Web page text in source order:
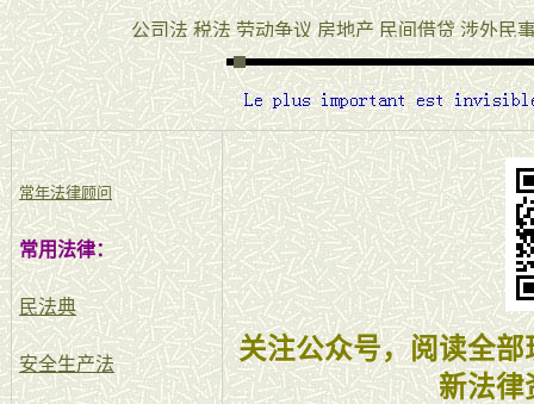
常年法律顾问
常用法律：
民法典
安全生产法
关注公众号，阅读全
新法律